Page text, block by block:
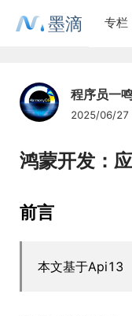
墨滴 专栏
程序员一
2025/06/27
鸿蒙开发：
前言
本文基于Api13